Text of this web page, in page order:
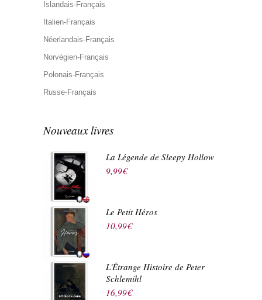
Islandais-Français
Italien-Français
Néerlandais-Français
Norvégien-Français
Polonais-Français
Russe-Français
Nouveaux livres
La Légende de Sleepy Hollow
9,99€
Le Petit Héros
10,99€
L'Étrange Histoire de Peter
Schlemihl
16,99€